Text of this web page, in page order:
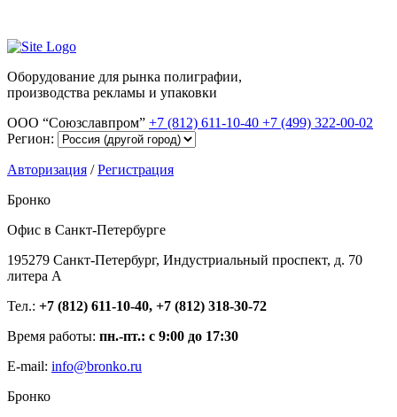
Оборудование для рынка полиграфии,
производства рекламы и упаковки
ООО “Союзславпром” +7 (812) 611-10-40 +7 (499) 322-00-02
Регион:
Авторизация /Регистрация
Бронко
Офис в Санкт-Петербурге
195279 Санкт-Петербург, Индустриальный проспект, д. 70
литера А
Тел.: +7 (812) 611-10-40, +7 (812) 318-30-72
Время работы: пн.-пт.: с 9:00 до 17:30
E-mail: info@bronko.ru
Бронко